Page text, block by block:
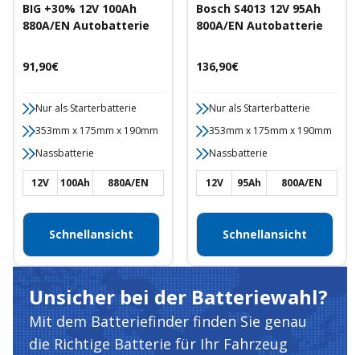
BIG +30% 12V 100Ah
880A/EN Autobatterie
Angebotspreis
91,90€
Nur als Starterbatterie
353mm x 175mm x 190mm
Nassbatterie
12V 100Ah 880A/EN
Schnellansicht
Bosch S4013 12V 95Ah
800A/EN Autobatterie
Angebotspreis
136,90€
Nur als Starterbatterie
353mm x 175mm x 190mm
Nassbatterie
12V 95Ah 800A/EN
Schnellansicht
Unsicher bei der Batteriewahl?
Mit dem Batteriefinder finden Sie genau
die Richtige Batterie für Ihr Fahrzeug